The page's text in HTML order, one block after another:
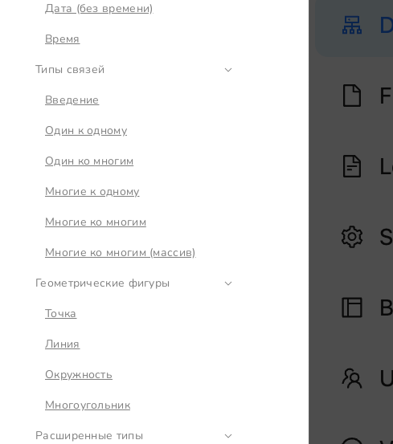
Дата (без времени)
Время
Типы связей
Введение
Один к одному
Один ко многим
Многие к одному
Многие ко многим
Многие ко многим (массив)
Геометрические фигуры
Точка
Линия
Окружность
Многоугольник
Расширенные типы